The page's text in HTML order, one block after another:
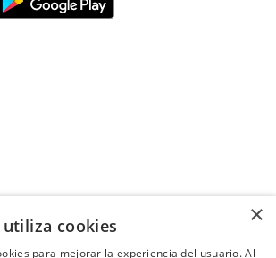
×
cookies
para mejorar la experiencia del usuario. Al